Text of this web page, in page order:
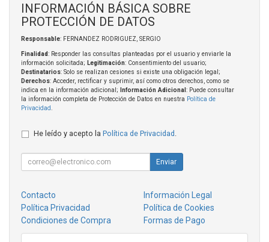
INFORMACIÓN BÁSICA SOBRE
PROTECCIÓN DE DATOS
Responsable: FERNANDEZ RODRIGUEZ, SERGIO
Finalidad: Responder las consultas planteadas por el usuario y enviarle la
información solicitada; Legitimación: Consentimiento del usuario;
Destinatarios: Solo se realizan cesiones si existe una obligación legal;
Derechos: Acceder, rectificar y suprimir, así como otros derechos, como se
indica en la información adicional;
Información Adicional : Puede consultar
la información completa de Protección de Datos en nuestra Política de
Privacidad
He leído y acepto la Política de Privacidad
Enviar
Contacto
Información Legal
Política Privacidad
Política de Cookies
Condiciones de Compra
Formas de Pago